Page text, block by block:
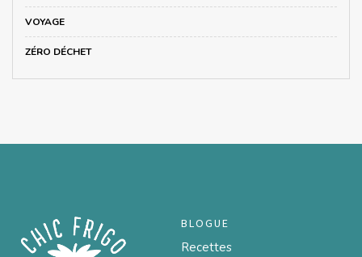
VOYAGE
ZÉRO DÉCHET
BLOGUE
Recettes